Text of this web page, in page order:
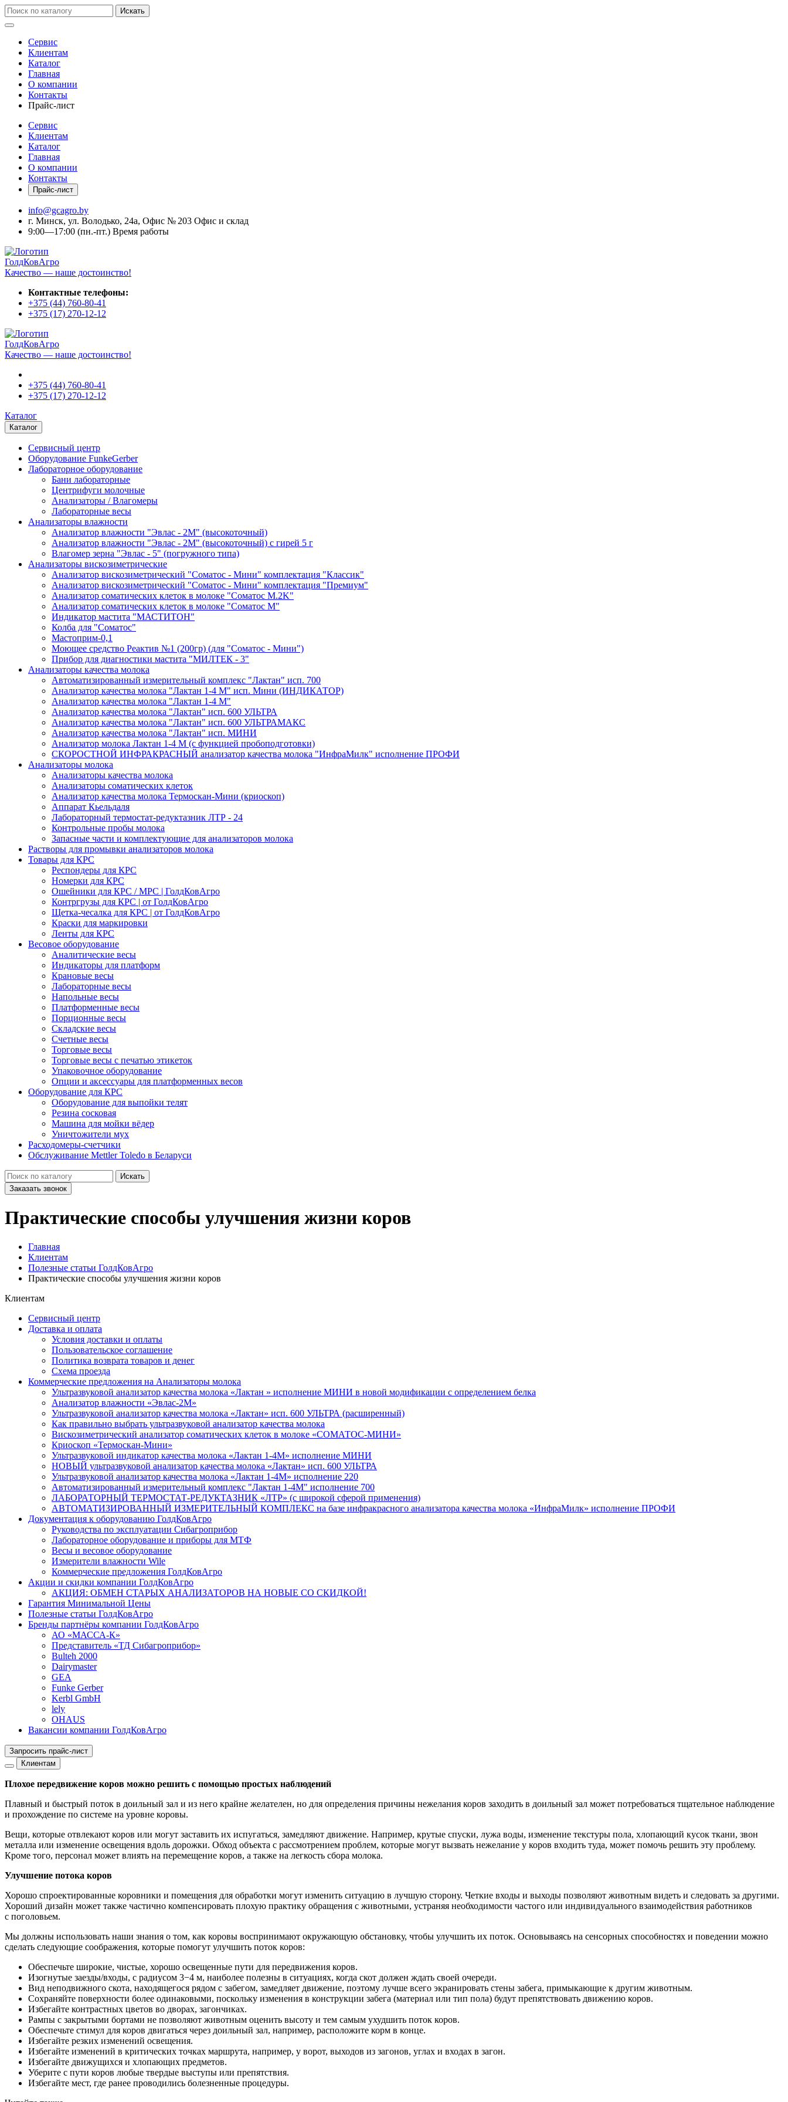
Искать
Сервис
Клиентам
Каталог
Главная
О компании
Контакты
Прайс-лист
Сервис
Клиентам
Каталог
Главная
О компании
Контакты
Прайс-лист
info@gcagro.by
г. Минск, ул. Володько, 24а, Офис № 203 Офис и склад
9:00—17:00 (пн.-пт.) Время работы
ГолдКовАгро
Качество — наше достоинство!
Контактные телефоны:
+375 (44) 760-80-41
+375 (17) 270-12-12
ГолдКовАгро
Качество — наше достоинство!
+375 (44) 760-80-41
+375 (17) 270-12-12
Каталог
Каталог
Сервисный центр
Оборудование FunkeGerber
Лабораторное оборудование
Бани лабораторные
Центрифуги молочные
Анализаторы / Влагомеры
Лабораторные весы
Анализаторы влажности
Анализатор влажности "Эвлас - 2М" (высокоточный)
Анализатор влажности "Эвлас - 2М" (высокоточный) с гирей 5 г
Влагомер зерна "Эвлас - 5" (погружного типа)
Анализаторы вискозиметрические
Анализатор вискозиметрический "Соматос - Мини" комплектация "Классик"
Анализатор вискозиметрический "Соматос - Мини" комплектация "Премиум"
Анализатор соматических клеток в молоке "Соматос М.2K"
Анализатор соматических клеток в молоке "Соматос М"
Индикатор мастита "МАСТИТОН"
Колба для "Соматос"
Мастоприм-0,1
Моющее средство Реактив №1 (200гр) (для "Соматос - Мини")
Прибор для диагностики мастита "МИЛТЕК - 3"
Анализаторы качества молока
Автоматизированный измерительный комплекс "Лактан" исп. 700
Анализатор качества молока "Лактан 1-4 М" исп. Мини (ИНДИКАТОР)
Анализатор качества молока "Лактан 1-4 M"
Анализатор качества молока "Лактан" исп. 600 УЛЬТРА
Анализатор качества молока "Лактан" исп. 600 УЛЬТРАМАКС
Анализатор качества молока "Лактан" исп. МИНИ
Анализатор молока Лактан 1-4 М (с функцией пробоподготовки)
СКОРОСТНОЙ ИНФРАКРАСНЫЙ анализатор качества молока "ИнфраМилк" исполнение ПРОФИ
Анализаторы молока
Анализаторы качества молока
Анализаторы соматических клеток
Анализатор качества молока Термоскан-Мини (криоскоп)
Аппарат Кьельдаля
Лабораторный термостат-редуктазник ЛТР - 24
Контрольные пробы молока
Запасные части и комплектующие для анализаторов молока
Растворы для промывки анализаторов молока
Товары для КРС
Респондеры для КРС
Номерки для КРС
Ошейники для КРС / МРС | ГолдКовАгро
Контргрузы для КРС | от ГолдКовАгро
Щетка-чесалка для КРС | от ГолдКовАгро
Краски для маркировки
Ленты для КРС
Весовое оборудование
Аналитические весы
Индикаторы для платформ
Крановые весы
Лабораторные весы
Напольные весы
Платформенные весы
Порционные весы
Складские весы
Счетные весы
Торговые весы
Торговые весы с печатью этикеток
Упаковочное оборудование
Опции и аксессуары для платформенных весов
Оборудование для КРС
Оборудование для выпойки телят
Резина сосковая
Машина для мойки вёдер
Уничтожители мух
Расходомеры-счетчики
Обслуживание Mettler Toledo в Беларуси
Искать
Заказать звонок
Практические способы улучшения жизни коров
Главная
Клиентам
Полезные статьи ГолдКовАгро
Практические способы улучшения жизни коров
Клиентам
Сервисный центр
Доставка и оплата
Условия доставки и оплаты
Пользовательское соглашение
Политика возврата товаров и денег
Схема проезда
Коммерческие предложения на Анализаторы молока
Ультразвуковой анализатор качества молока «Лактан » исполнение МИНИ в новой модификации с определением белка
Анализатор влажности «Эвлас-2М»
Ультразвуковой анализатор качества молока «Лактан» исп. 600 УЛЬТРА (расширенный)
Как правильно выбрать ультразвуковой анализатор качества молока
Вискозиметрический анализатор соматических клеток в молоке «СОМАТОС-МИНИ»
Криоскоп «Термоскан-Мини»
Ультразвуковой индикатор качества молока «Лактан 1-4М» исполнение МИНИ
НОВЫЙ ультразвуковой анализатор качества молока «Лактан» исп. 600 УЛЬТРА
Ультразвуковой анализатор качества молока «Лактан 1-4М» исполнение 220
Автоматизированный измерительный комплекс "Лактан 1-4М" исполнение 700
ЛАБОРАТОРНЫЙ ТЕРМОСТАТ-РЕДУКТАЗНИК «ЛТР» (с широкой сферой применения)
АВТОМАТИЗИРОВАННЫЙ ИЗМЕРИТЕЛЬНЫЙ КОМПЛЕКС на базе инфракрасного анализатора качества молока «ИнфраМилк» исполнение ПРОФИ
Документация к оборудованию ГолдКовАгро
Руководства по эксплуатации Сибагроприбор
Лабораторное оборудование и приборы для МТФ
Весы и весовое оборудование
Измерители влажности Wile
Коммерческие предложения ГолдКовАгро
Акции и скидки компании ГолдКовАгро
АКЦИЯ: ОБМЕН СТАРЫХ АНАЛИЗАТОРОВ НА НОВЫЕ СО СКИДКОЙ!
Гарантия Минимальной Цены
Полезные статьи ГолдКовАгро
Бренды партнёры компании ГолдКовАгро
АО «МАССА-К»
Представитель «ТД Сибагроприбор»
Bulteh 2000
Dairymaster
GEA
Funke Gerber
Kerbl GmbH
lely
OHAUS
Вакансии компании ГолдКовАгро
Запросить прайс-лист
Клиентам
Плохое передвижение коров можно решить с помощью простых наблюдений
Плавный и быстрый поток в доильный зал и из него крайне желателен, но для определения причины нежелания коров заходить в доильный зал может потребоваться тщательное наблюдение
и прохождение по системе на уровне коровы.
Вещи, которые отвлекают коров или могут заставить их испугаться, замедляют движение. Например, крутые спуски, лужа воды, изменение текстуры пола, хлопающий кусок ткани, звон
металла или изменение освещения вдоль дорожки. Обход объекта с рассмотрением проблем, которые могут вызвать нежелание у коров входить туда, может помочь решить эту проблему.
Кроме того, персонал может влиять на перемещение коров, а также на легкость сбора молока.
Улучшение потока коров
Хорошо спроектированные коровники и помещения для обработки могут изменить ситуацию в лучшую сторону. Четкие входы и выходы позволяют животным видеть и следовать за другими.
Хороший дизайн может также частично компенсировать плохую практику обращения с животными, устраняя необходимости частого или индивидуального взаимодействия работников
с поголовьем.
Мы должны использовать наши знания о том, как коровы воспринимают окружающую обстановку, чтобы улучшить их поток. Основываясь на сенсорных способностях и поведении можно
сделать следующие соображения, которые помогут улучшить поток коров:
Обеспечьте широкие, чистые, хорошо освещенные пути для передвижения коров.
Изогнутые заезды/входы, с радиусом 3−4 м, наиболее полезны в ситуациях, когда скот должен ждать своей очереди.
Вид неподвижного скота, находящегося рядом с забегом, замедляет движение, поэтому лучше всего экранировать стены забега, примыкающие к другим животным.
Сохраняйте поверхности более одинаковыми, поскольку изменения в конструкции забега (материал или тип пола) будут препятствовать движению коров.
Избегайте контрастных цветов во дворах, загончиках.
Рампы с закрытыми бортами не позволяют животным оценить высоту и тем самым ухудшить поток коров.
Обеспечьте стимул для коров двигаться через доильный зал, например, расположите корм в конце.
Избегайте резких изменений освещения.
Избегайте изменений в критических точках маршрута, например, у ворот, выходов из загонов, углах и входах в загон.
Избегайте движущихся и хлопающих предметов.
Уберите с пути коров любые твердые выступы или препятствия.
Избегайте мест, где ранее проводились болезненные процедуры.